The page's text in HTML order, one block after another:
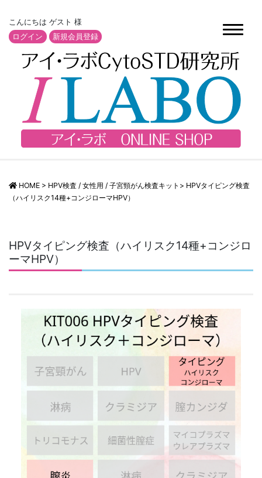
こんにちは ゲスト 様
ログイン
新規会員登録
HOME > HPV検査 / 女性用 / 子宮頸がん検査キット > HPVタイピング検査
（ハイリスク14種+コンジローマHPV）
HPVタイピング検査（ハイリスク14種+コンジロ
ーマHPV）